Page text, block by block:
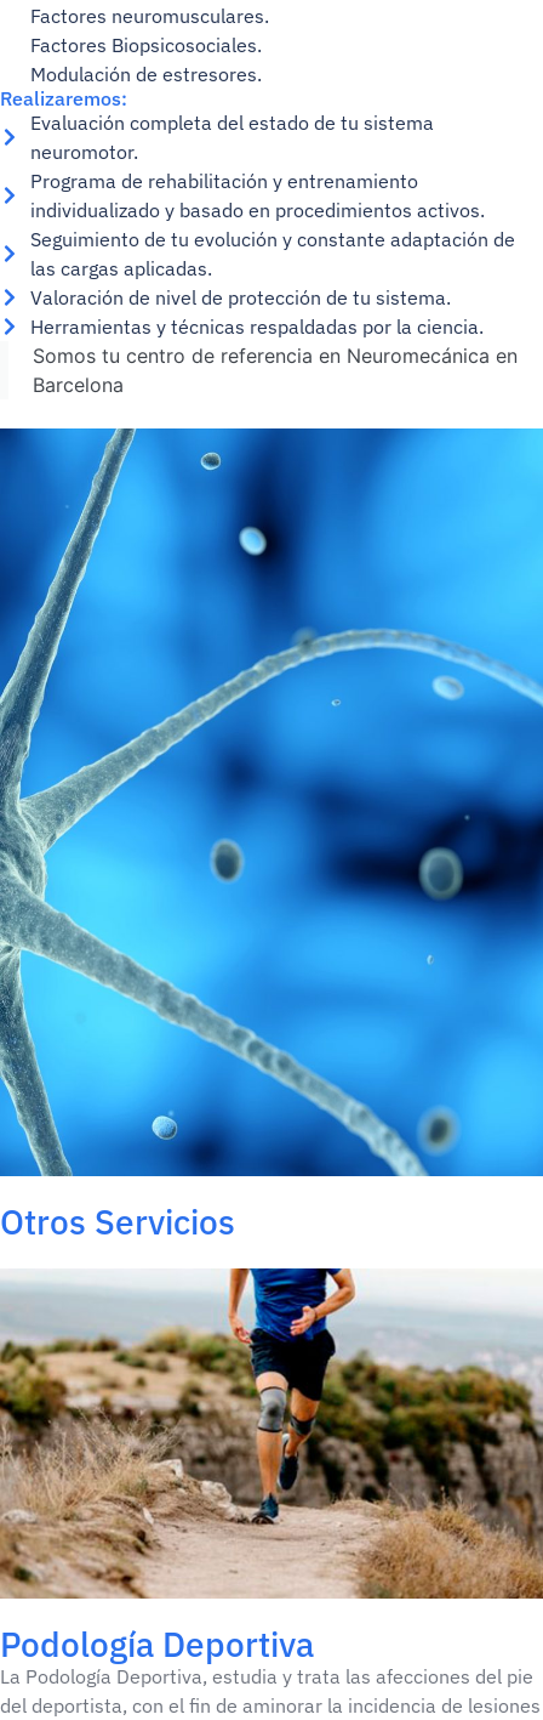
Factores neuromusculares.
Factores Biopsicosociales.
Modulación de estresores.
Realizaremos:
Evaluación completa del estado de tu sistema
neuromotor.
Programa de rehabilitación y entrenamiento
individualizado y basado en procedimientos activos.
Seguimiento de tu evolución y constante adaptación de
las cargas aplicadas.
Valoración de nivel de protección de tu sistema.
Herramientas y técnicas respaldadas por la ciencia.
Somos tu centro de referencia en Neuromecánica en
Barcelona
Otros Servicios
Podología Deportiva
La Podología Deportiva, estudia y trata las afecciones del pie
del deportista, con el fin de aminorar la incidencia de lesiones